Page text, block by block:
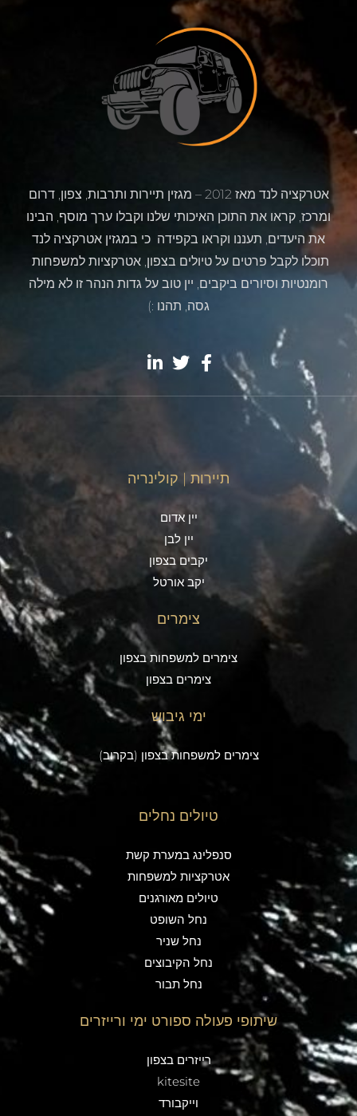
אטרקציה לנד מאז 2012 – מגזין תיירות ותרבות, צפון, דרום
ומרכז, קראו את התוכן האיכותי שלנו וקבלו ערך מוסף, הבינו
את היעדים, תעננו וקראו בקפידה כי במגזין אטרקציה לנד
תוכלו לקבל פרטים על טיולים בצפון, אטרקציות למשפחות
רומנטיות וסיורים ביקבים, יין טוב על גדות הנהר זו לא מילה
גסה, תהנו :)
תיירות | קולינריה
יין אדום
יין לבן
יקבים בצפון
יקב אורטל
צימרים
צימרים למשפחות בצפון
צימרים בצפון
ימי גיבוש
צימרים למשפחות בצפון (בקרוב)
טיולים נחלים
סנפלינג במערת קשת
אטרקציות למשפחות
טיולים מאורגנים
נחל השופט
נחל שניר
נחל הקיבוצים
נחל תבור
שיתופי פעולה ספורט ימי ורייזרים
רייזרים בצפון
kitesite
וייקבורד